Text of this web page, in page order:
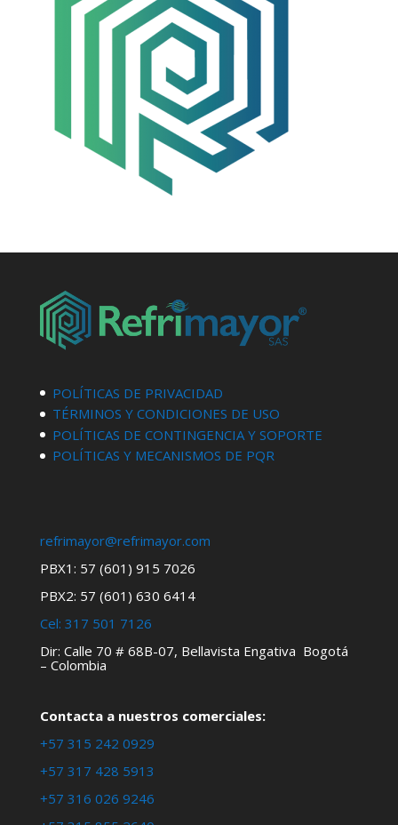
POLÍTICAS DE PRIVACIDAD
TÉRMINOS Y CONDICIONES DE USO
POLÍTICAS DE CONTINGENCIA Y SOPORTE
POLÍTICAS Y MECANISMOS DE PQR
refrimayor@refrimayor.com
PBX1: 57 (601) 915 7026
PBX2: 57 (601) 630 6414
Cel: 317 501 7126
Dir: Calle 70 # 68B-07, Bellavista Engativa Bogotá
– Colombia
Contacta a nuestros comerciales:
+57 315 242 0929
+57 317 428 5913
+57 316 026 9246